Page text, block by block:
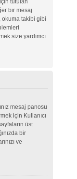
tutulan
bir mesaj
okuma takibi gibi
size yardımcı
mesaj panosu
için Kullanıcı
üst
bir
ve